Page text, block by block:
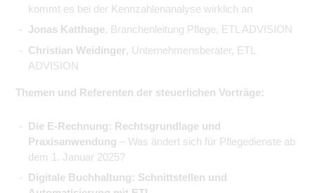
kommt es bei der Kennzahlenanalyse wirklich an
Jonas Katthage, Branchenleitung Pflege, ETL ADVISION
Christian Weidinger, Unternehmensberater, ETL
ADVISION
Themen und Referenten der steuerlichen Vorträge:
Die E-Rechnung: Rechtsgrundlage und
Praxisanwendung – Was ändert sich für Pflegedienste ab
dem 1. Januar 2025?
Digitale Buchhaltung: Schnittstellen und